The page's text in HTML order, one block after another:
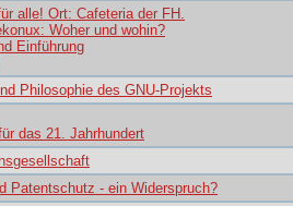
alle! Ort: Cafeteria der FH.
Woher und wohin?
Einführung
Philosophie des GNU-Projekts
das 21. Jahrhundert
Patentschutz - ein Widerspruch?